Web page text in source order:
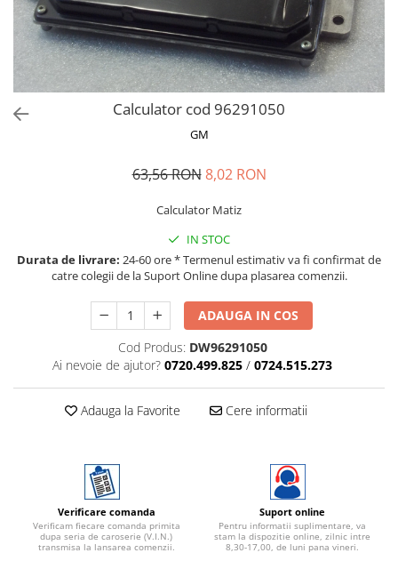
MOVANO
TIGRA-B 2004-2009
VECTRA-C 2002-2008
VIVARO
Mazda CX-80 KL
SX4 S-CROSS Hybrid 48V 2020-
prezent
S-CROSS HYBRID 48V 2022-prezent
VITARA 2015-prezent
VITARA Hybrid 48V 2020-prezent
SPARK M300 2010-2018
Calculator cod 96291050
GM
63,56 RON 8,02 RON
Calculator Matiz
IN STOC
Durata de livrare: 24-60 ore * Termenul estimativ va fi confirmat de
catre colegii de la Suport Online dupa plasarea comenzii.
ADAUGA IN COS
Cod Produs: DW96291050
Ai nevoie de ajutor? 0720.499.825 / 0724.515.273
Adauga la Favorite Cere informatii
Verificare comanda
Verificam fiecare comanda primita
dupa seria de caroserie (V.I.N.)
transmisa la lansarea comenzii.
Suport online
Pentru informatii suplimentare, va
stam la dispozitie online, zilnic intre
8,30-17,00, de luni pana vineri.